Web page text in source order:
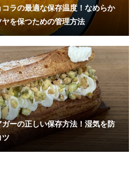
ラの最適な保存温度！なめらか
を保つための管理方法
ーの正しい保存方法！湿気を防
ツ